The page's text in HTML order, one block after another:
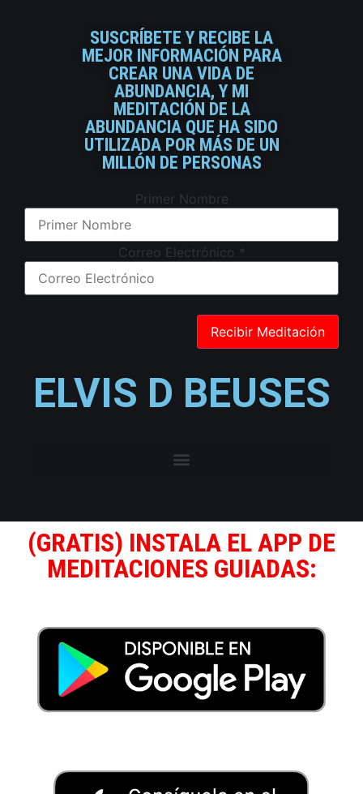
SUSCRÍBETE Y RECIBE LA
MEJOR INFORMACIÓN PARA
CREAR UNA VIDA DE
ABUNDANCIA, Y MI
MEDITACIÓN DE LA
ABUNDANCIA QUE HA SIDO
UTILIZADA POR MÁS DE UN
MILLÓN DE PERSONAS
Primer Nombre
Correo Electrónico *
ELVIS D BEUSES
(GRATIS) INSTALA EL APP DE
MEDITACIONES GUIADAS: